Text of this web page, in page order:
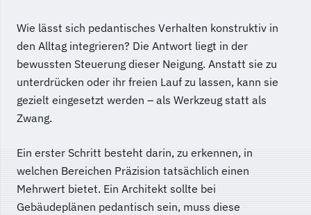
Wie lässt sich pedantisches Verhalten konstruktiv in
den Alltag integrieren? Die Antwort liegt in der
bewussten Steuerung dieser Neigung. Anstatt sie zu
unterdrücken oder ihr freien Lauf zu lassen, kann sie
gezielt eingesetzt werden – als Werkzeug statt als
Zwang.
Ein erster Schritt besteht darin, zu erkennen, in
welchen Bereichen Präzision tatsächlich einen
Mehrwert bietet. Ein Architekt sollte bei
Gebäudeplänen pedantisch sein, muss diese